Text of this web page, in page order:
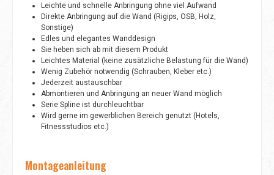
Leichte und schnelle Anbringung ohne viel Aufwand
Direkte Anbringung auf die Wand (Rigips, OSB, Holz,
Sonstige)
Edles und elegantes Wanddesign
Sie heben sich ab mit diesem Produkt
Leichtes Material (keine zusätzliche Belastung für die Wand)
Wenig Zubehör notwendig (Schrauben, Kleber etc.)
Jederzeit austauschbar
Abmontieren und Anbringung an neuer Wand möglich
Serie Spline ist durchleuchtbar
Wird gerne im gewerblichen Bereich genutzt (Hotels,
Fitnessstudios etc.)
Montageanleitung